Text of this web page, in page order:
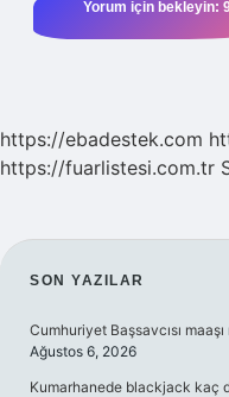
https://ebadestek.com
https://fuarlistesi.com.tr
SIDEBAR
SON YAZILAR
Cumhuriyet Başsavcısı
Ağustos 6, 2026
Kumarhanede blackjack kaç